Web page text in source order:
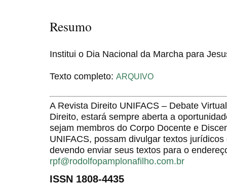
Resumo
Institui o Dia Nacional da Marcha para
Texto completo: ARQUIVO
A Revista Direito UNIFACS – Debate
Direito, estará sempre aberta a
sejam membros do Corpo Docente e
UNIFACS, possam divulgar textos
devendo enviar seus textos para o
rpf@rodolfopamplonafilho.com.br
ISSN 1808-4435